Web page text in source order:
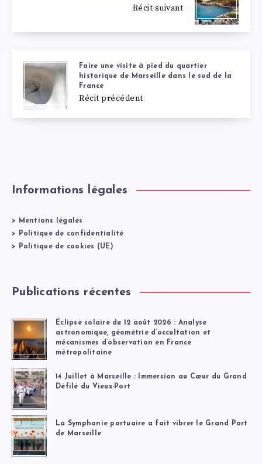
Récit suivant
Faire une visite à pied du quartier
historique de Marseille dans le sud de la
France
Récit précédent
Informations légales
>
Mentions légales
>
Politique de confidentialité
>
Politique de cookies (UE)
Publications récentes
Éclipse solaire du 12 août 2026 : Analyse
astronomique, géométrie d’occultation et
mécanismes d’observation en France
métropolitaine
14 Juillet à Marseille : Immersion au Cœur du Grand
Défilé du Vieux-Port
La Symphonie portuaire a fait vibrer le Grand Port
de Marseille